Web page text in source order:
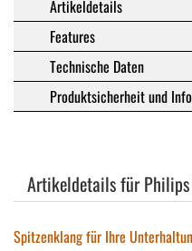
Artikeldetails
Features
Technische Daten
Produktsicherheit und
Artikeldetails für
Spitzenklang für Ihre